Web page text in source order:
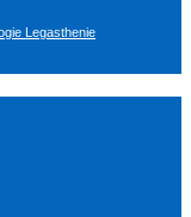
Legasthenie